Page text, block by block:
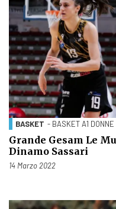
BASKET - BASKET A1 DONNE
Grande Gesam Le
Dinamo Sassari
Pubblicato il
14 Marzo 2022